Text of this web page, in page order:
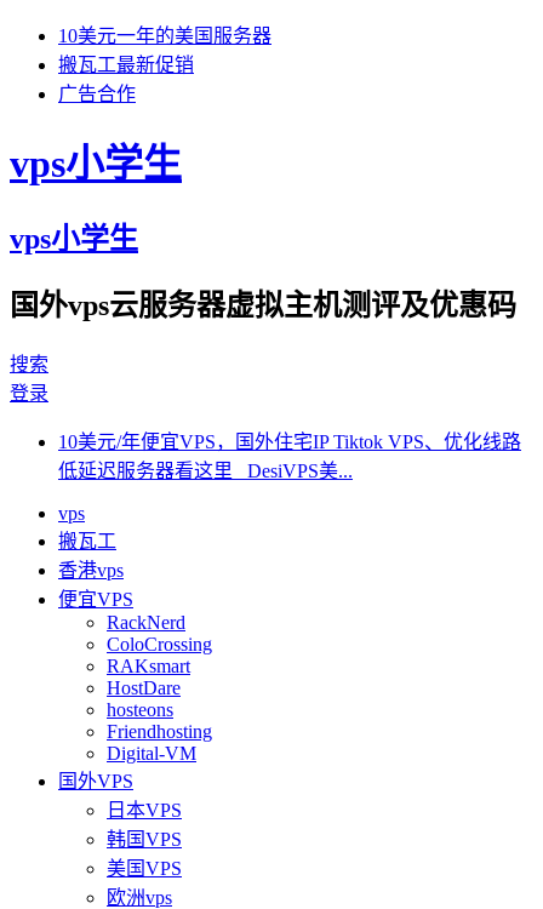
10美元一年的美国服务器
搬瓦工最新促销
广告合作
vps小学生
vps小学生
国外vps云服务器虚拟主机测评及优惠码
搜索
登录
10美元/年便宜VPS，国外住宅IP Tiktok VPS、优化线路
低延迟服务器看这里 DesiVPS美...
vps
搬瓦工
香港vps
便宜VPS
RackNerd
ColoCrossing
RAKsmart
HostDare
hosteons
Friendhosting
Digital-VM
国外VPS
日本VPS
韩国VPS
美国VPS
欧洲vps